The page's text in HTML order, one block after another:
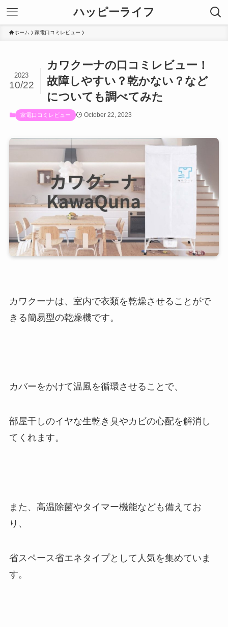
ハッピーライフ
ホーム 家電口コミレビュー
カワクーナの口コミレビュー！
故障しやすい？乾かない？など
についても調べてみた
2023
10/22
家電口コミレビュー October 22, 2023
カワクーナは、室内で衣類を乾燥させることがで
きる簡易型の乾燥機です。
カバーをかけて温風を循環させることで、
部屋干しのイヤな生乾き臭やカビの心配を解消し
てくれます。
また、高温除菌やタイマー機能なども備えてお
り、
省スペース省エネタイプとして人気を集めていま
す。